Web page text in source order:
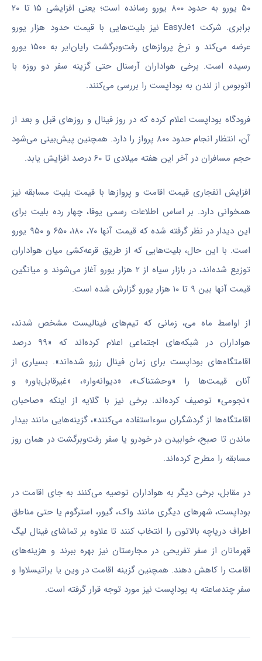
۵۰ یورو به حدود ۸۰۰ یورو رسانده است؛ یعنی افزایشی ۱۵ تا ۲۰
برابری. شرکت EasyJet نیز بلیت‌هایی با قیمت حدود هزار یورو
عرضه می‌کند و نرخ پرواز‌های رفت‌وبرگشت رایان‌ایر به ۱۵۰۰ یورو
رسیده است. برخی هواداران آرسنال حتی گزینه سفر دو روزه با
اتوبوس از لندن به بوداپست را بررسی می‌کنند.
فرودگاه بوداپست اعلام کرده که در روز فینال و روز‌های قبل و بعد از
آن، انتظار انجام حدود ۸۰۰ پرواز را دارد. همچنین پیش‌بینی می‌شود
حجم مسافران در آخر این هفته میلادی تا ۶۰ درصد افزایش یابد.
افزایش انفجاری قیمت اقامت و پرواز‌ها با قیمت بلیت مسابقه نیز
همخوانی دارد. بر اساس اطلاعات رسمی یوفا، چهار رده بلیت برای
این دیدار در نظر گرفته شده که قیمت آنها ۷۰، ۱۸۰، ۶۵۰ و ۹۵۰ یورو
است. با این حال، بلیت‌هایی که از طریق قرعه‌کشی میان هواداران
توزیع شده‌اند، در بازار سیاه از ۲ هزار یورو آغاز می‌شوند و میانگین
قیمت آنها بین ۹ تا ۱۰ هزار یورو گزارش شده است.
از اواسط ماه می، زمانی که تیم‌های فینالیست مشخص شدند،
هواداران در شبکه‌های اجتماعی اعلام کرده‌اند که «۹۹ درصد
اقامتگاه‌های بوداپست برای زمان فینال رزرو شده‌اند». بسیاری از
آنان قیمت‌ها را «وحشتناک»، «دیوانه‌وار»، «غیرقابل‌باور» و
«نجومی» توصیف کرده‌اند. برخی نیز با گلایه از اینکه «صاحبان
اقامتگاه‌ها از گردشگران سوءاستفاده می‌کنند»، گزینه‌هایی مانند بیدار
ماندن تا صبح، خوابیدن در خودرو یا سفر رفت‌وبرگشت در همان روز
مسابقه را مطرح کرده‌اند.
در مقابل، برخی دیگر به هواداران توصیه می‌کنند به جای اقامت در
بوداپست، شهر‌های دیگری مانند واک، گیور، استرگوم یا حتی مناطق
اطراف دریاچه بالاتون را انتخاب کنند تا علاوه بر تماشای فینال لیگ
قهرمانان از سفر تفریحی در مجارستان نیز بهره ببرند و هزینه‌های
اقامت را کاهش دهند. همچنین گزینه اقامت در وین یا براتیسلاوا و
سفر چندساعته به بوداپست نیز مورد توجه قرار گرفته است.